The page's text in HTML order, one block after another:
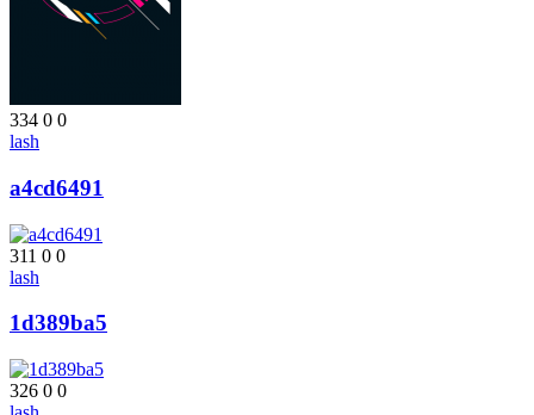
334 0 0
lash
a4cd6491
311 0 0
lash
1d389ba5
326 0 0